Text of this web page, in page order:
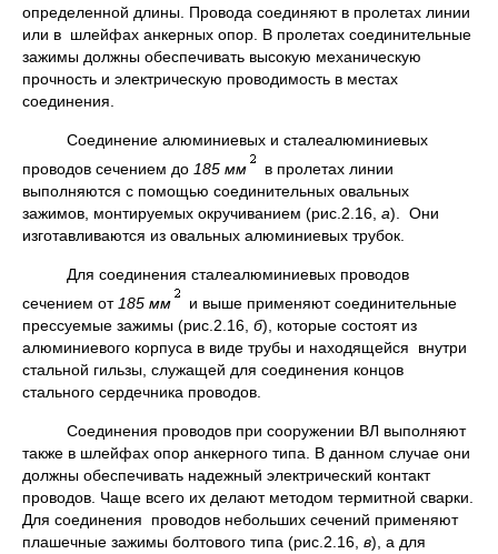
определенной длины. Провода соединяют в пролетах линии
или в шлейфах анкерных опор. В пролетах соединительные
зажимы должны обеспечивать высокую механическую
прочность и электрическую проводимость в местах
соединения.
Соединение алюминиевых и сталеалюминиевых
проводов сечением до 185 мм
в пролетах линии
выполняются с помощью соединительных овальных
зажимов, монтируемых окручиванием (рис.2.16, а). Они
изготавливаются из овальных алюминиевых трубок.
Для соединения сталеалюминиевых проводов
сечением от 185 мм
и выше применяют соединительные
прессуемые зажимы (рис.2.16, б), которые состоят из
алюминиевого корпуса в виде трубы и находящейся внутри
стальной гильзы, служащей для соединения концов
стального сердечника проводов.
Соединения проводов при сооружении ВЛ выполняют
также в шлейфах опор анкерного типа. В данном случае они
должны обеспечивать надежный электрический контакт
проводов. Чаще всего их делают методом термитной сварки.
Для соединения проводов небольших сечений применяют
плашечные зажимы болтового типа (рис.2.16, в), а для